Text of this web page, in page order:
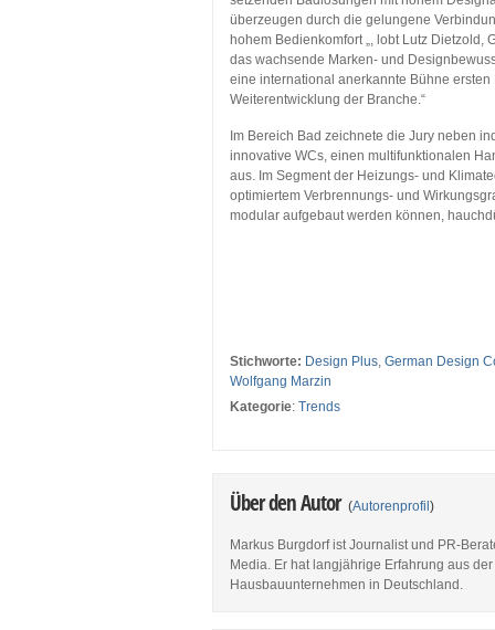
überzeugen durch die gelungene
hohem Bedienkomfort „, lobt Lutz
das wachsende Marken- und
eine international anerkannte Bühne
Weiterentwicklung der Branche.“
Im Bereich Bad zeichnete die Jury neben
innovative WCs, einen multifunktionalen
aus. Im Segment der Heizungs- und
optimiertem Verbrennungs- und
modular aufgebaut werden können,
Stichworte: Design Plus, German Design
Wolfgang Marzin
Kategorie: Trends
Über den Autor (Autorenprofil )
Markus Burgdorf ist Journalist und PR-
Media. Er hat langjährige Erfahrung aus
Hausbauunternehmen in Deutschland.